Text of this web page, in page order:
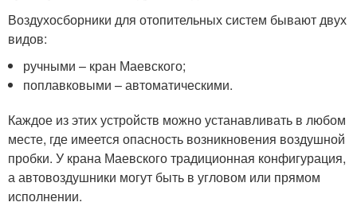
Воздухосборники для отопительных систем бывают двух
видов:
ручными – кран Маевского;
поплавковыми – автоматическими.
Каждое из этих устройств можно устанавливать в любом
месте, где имеется опасность возникновения воздушной
пробки. У крана Маевского традиционная конфигурация,
а автовоздушники могут быть в угловом или прямом
исполнении.